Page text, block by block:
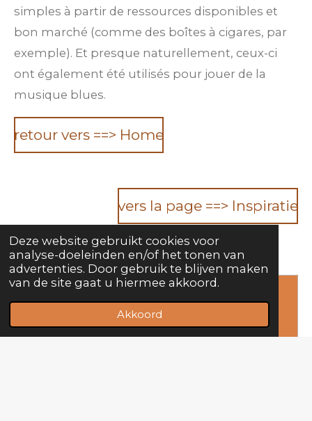
Deze website gebruikt cookies voor
analyse-doeleinden en/of het tonen van
advertenties. Door gebruik te blijven maken
van de site gaat u hiermee akkoord.
Akkoord
simples à partir de ressources disponibles et
bon marché (comme des boîtes à cigares, par
exemple). Et presque naturellement, ceux-ci
ont également été utilisés pour jouer de la
musique blues.
retour vers ==> Home
vers la page ==> Inspiratie
JouwWeb